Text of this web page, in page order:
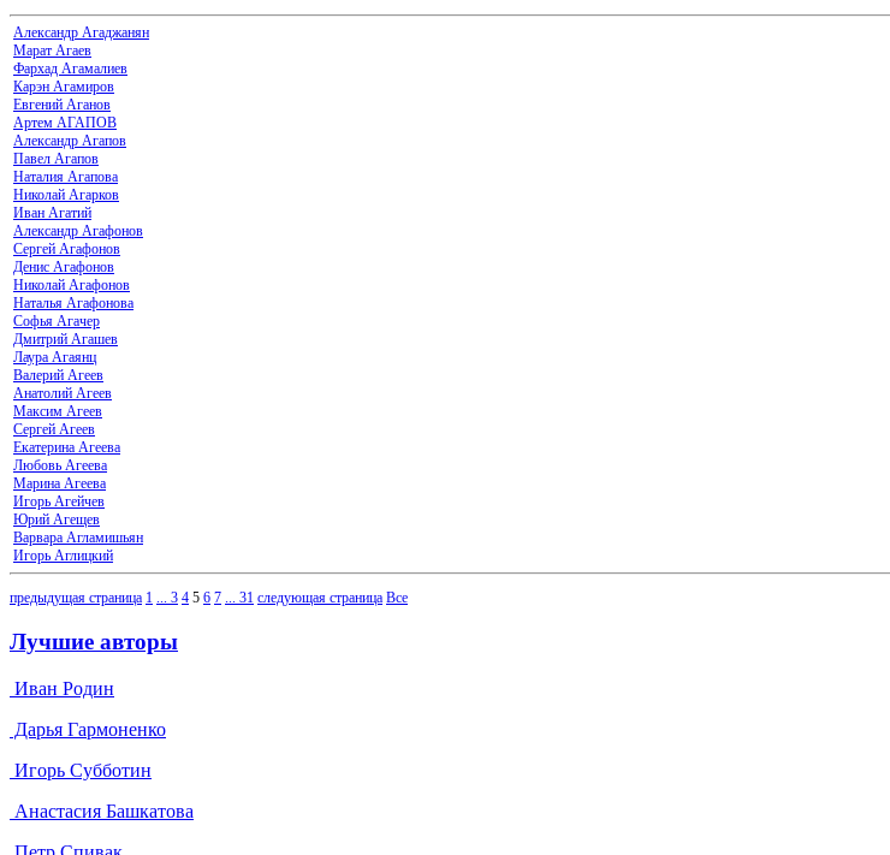
Александр Агаджанян
Марат Агаев
Фархад Агамалиев
Карэн Агамиров
Евгений Аганов
Артем АГАПОВ
Александр Агапов
Павел Агапов
Наталия Агапова
Николай Агарков
Иван Агатий
Александр Агафонов
Сергей Агафонов
Денис Агафонов
Николай Агафонов
Наталья Агафонова
Софья Агачер
Дмитрий Агашев
Лаура Агаянц
Валерий Агеев
Анатолий Агеев
Максим Агеев
Сергей Агеев
Екатерина Агеева
Любовь Агеева
Марина Агеева
Игорь Агейчев
Юрий Агещев
Варвара Агламишьян
Игорь Аглицкий
предыдущая страница 1 3 4 5 6 7 31 следующая страница Все
Лучшие авторы
Иван Родин
Дарья Гармоненко
Игорь Субботин
Анастасия Башкатова